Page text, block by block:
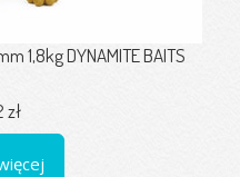
1,8kg DYNAMITE BAITS
zł